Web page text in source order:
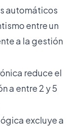
automáticos
entre un
a la gestión
reduce el
a entre 2 y 5
excluye a